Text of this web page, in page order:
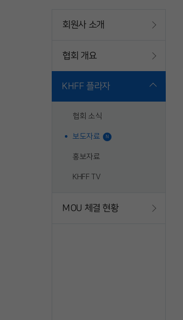
회원사 소개
협회 개요
KHFF 플라자
협회 소식
보도자료 N
홍보자료
KHFF TV
MOU 체결 현황